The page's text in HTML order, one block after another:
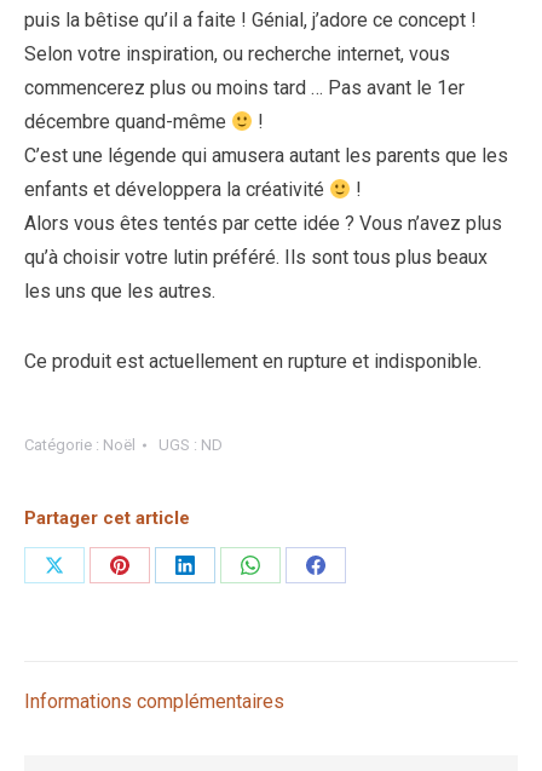
puis la bêtise qu’il a faite ! Génial, j’adore ce concept !
Selon votre inspiration, ou recherche internet, vous
commencerez plus ou moins tard … Pas avant le 1er
décembre quand-même
!
C’est une légende qui amusera autant les parents que les
enfants et développera la créativité
!
Alors vous êtes tentés par cette idée ? Vous n’avez plus
qu’à choisir votre lutin préféré. Ils sont tous plus beaux
les uns que les autres.
Ce produit est actuellement en rupture et indisponible.
Catégorie : Noël UGS : ND
Partager cet article
PartagerPartagerPartagerPartagerPartager
Informations complémentaires